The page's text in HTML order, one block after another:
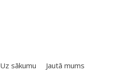
Uz sākumu Jautā mums